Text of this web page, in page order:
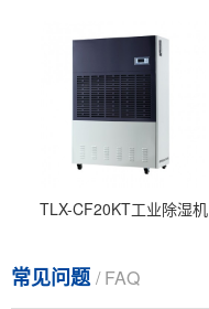
TLX-CF20KT工业除湿机
常见问题/ FAQ